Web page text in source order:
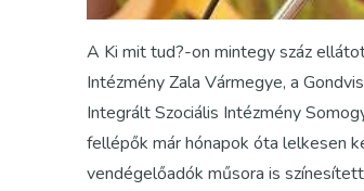
A Ki mit tud?-on mintegy száz
Intézmény Zala Vármegye, a
Integrált Szociális Intézmény
fellépők már hónapok óta lelkesen
vendégelőadók műsora is